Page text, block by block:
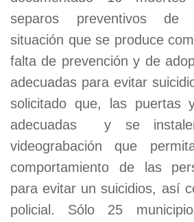
separos preventivos de
situación que se produce
falta de prevención y de
adecuadas para evitar
solicitado que, las puertas
adecuadas y se
videograbación que
comportamiento de las
para evitar un suicidios, así
policial. Sólo 25